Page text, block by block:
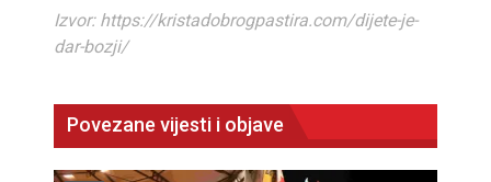
Izvor: https://kristadobrogpastira.com/dijete-je-
dar-bozji/
Povezane vijesti i objave